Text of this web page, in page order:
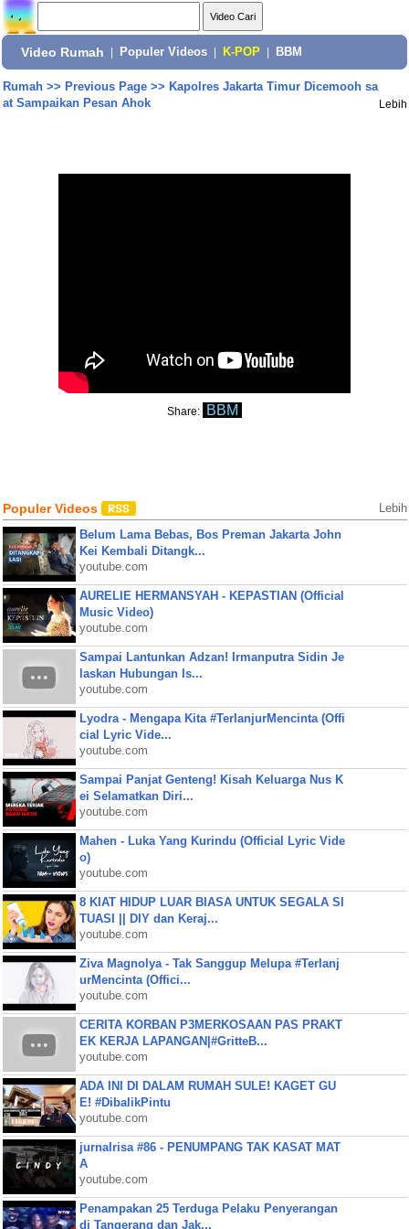
Video Rumah Populer Videos K-POP BBM
Rumah>> Previous Page>> Kapolres Jakarta Timur Dicemooh sa
at Sampaikan Pesan Ahok
Lebih
Share: BBM
Populer Videos Lebih
Belum Lama Bebas, Bos Preman Jakarta John
Kei Kembali Ditangk...
youtube.com
AURELIE HERMANSYAH - KEPASTIAN (Official
Music Video)
youtube.com
Sampai Lantunkan Adzan! Irmanputra Sidin Je
laskan Hubungan Is...
youtube.com
Lyodra - Mengapa Kita #TerlanjurMencinta (Offi
cial Lyric Vide...
youtube.com
Sampai Panjat Genteng! Kisah Keluarga Nus K
ei Selamatkan Diri...
youtube.com
Mahen - Luka Yang Kurindu (Official Lyric Vide
o)
youtube.com
8 KIAT HIDUP LUAR BIASA UNTUK SEGALA SI
TUASI || DIY dan Keraj...
youtube.com
Ziva Magnolya - Tak Sanggup Melupa #Terlanj
urMencinta (Offici...
youtube.com
CERITA KORBAN P3MERKOSAAN PAS PRAKT
EK KERJA LAPANGAN|#GritteB...
youtube.com
ADA INI DI DALAM RUMAH SULE! KAGET GU
E! #DibalikPintu
youtube.com
jurnalrisa #86 - PENUMPANG TAK KASAT MAT
A
youtube.com
Penampakan 25 Terduga Pelaku Penyerangan
di Tangerang dan Jak...